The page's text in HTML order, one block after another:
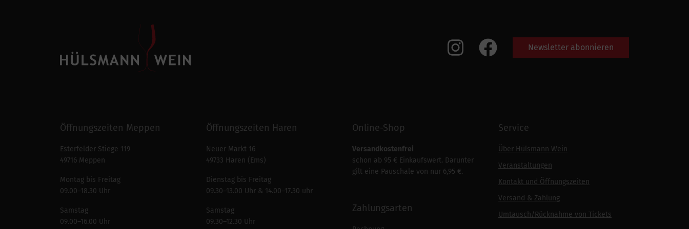
Newsletter abonnieren
Öffnungszeiten Meppen
Esterfelder Stiege 119
49716 Meppen
Montag bis Freitag
09.00–18.30 Uhr
Samstag
09.00–16.00 Uhr
Öffnungszeiten Haren
Neuer Markt 16
49733 Haren (Ems)
Dienstag bis Freitag
09.30–13.00 Uhr & 14.00–17.30 uhr
Samstag
09.30–12.30 Uhr
Online-Shop
Versandkostenfrei
schon ab 95 € Einkaufswert. Darunter
gilt eine Pauschale von nur 6,95 €.
Zahlungsarten
Service
Über Hülsmann Wein
Veranstaltungen
Kontakt und Öffnungszeiten
Versand & Zahlung
Umtausch/Rücknahme von Tickets